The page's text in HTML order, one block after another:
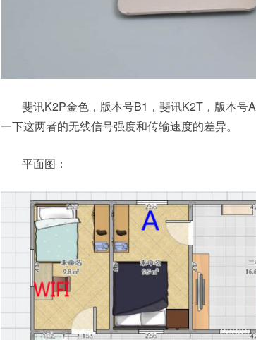
斐讯K2P金色，版本号B1，斐讯K2T，版本号
一下这两者的无线信号强度和传输速度的差异。
平面图：